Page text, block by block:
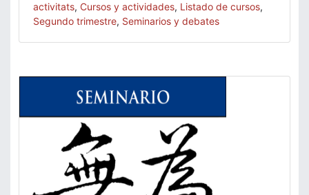
activitats, Cursos y actividades, Listado de cursos,
Segundo trimestre, Seminarios y debates